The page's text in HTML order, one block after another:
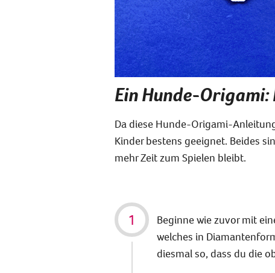
Ein Hunde-Origami:
Da diese Hunde-Origami-
Kinder bestens geeignet. Beides
mehr Zeit zum Spielen bleibt.
Beginne wie zuvor mit
welches in
diesmal so, dass du die